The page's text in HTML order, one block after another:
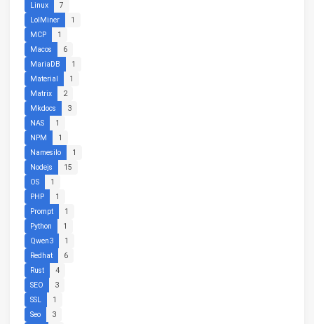
Linux
7
LolMiner
1
MCP
1
Macos
6
MariaDB
1
Material
1
Matrix
2
Mkdocs
3
NAS
1
NPM
1
Namesilo
1
Nodejs
15
OS
1
PHP
1
Prompt
1
Python
1
Qwen3
1
Redhat
6
Rust
4
SEO
3
SSL
1
Seo
3